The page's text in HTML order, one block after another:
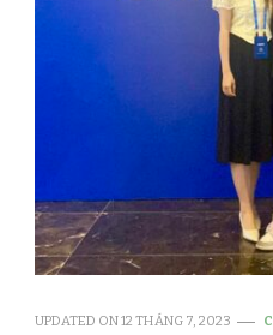
UPDATED ON12 THÁNG 7, 2023